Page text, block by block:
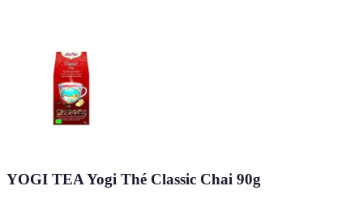
YOGI TEA Yogi Thé Classic Chai 90g